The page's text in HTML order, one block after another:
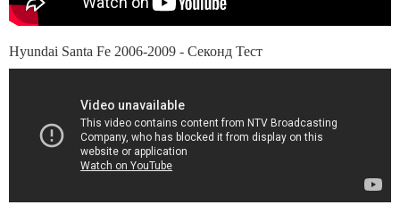
Hyundai Santa Fe 2006-2009 - Секонд Тест